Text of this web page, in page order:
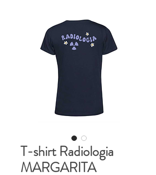
T-shirt Radiologia
MARGARITA